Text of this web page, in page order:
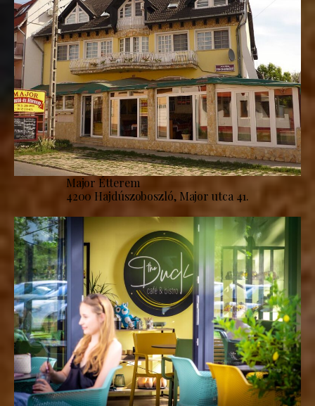
Major Étterem
4200 Hajdúszoboszló, Major utca 41.